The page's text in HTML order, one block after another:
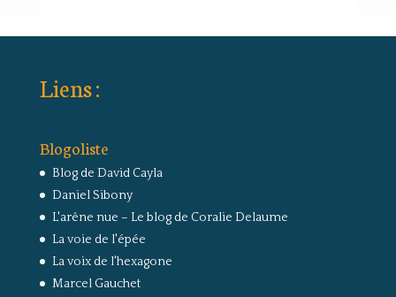
Liens :
Blogoliste
Blog de David Cayla
Daniel Sibony
L'arêne nue – Le blog de Coralie Delaume
La voie de l'épée
La voix de l'hexagone
Marcel Gauchet